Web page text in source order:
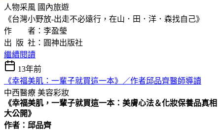
人物采風 國內旅遊
《台灣小野放-出走不必遠行，在山．田．洋．森找自己》
作 者：李盈瑩
出 版 社：圓神出版社
繼續閱讀
13年前
《幸福美肌：一輩子就買這一本》／作者邱品齊醫師導讀
中西醫療 美容彩妝
《幸福美肌，一輩子就買這一本：美膚心法＆化妝保養品真相
大公開》
作者：邱品齊